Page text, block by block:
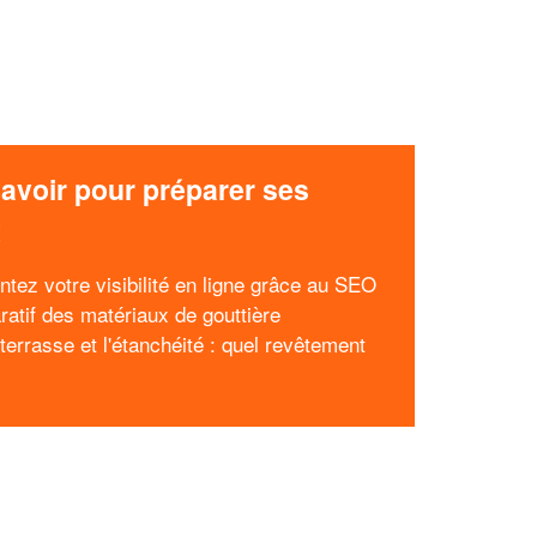
pour préparer ses
votre visibilité en ligne grâce au SEO
des matériaux de gouttière
et l'étanchéité : quel revêtement